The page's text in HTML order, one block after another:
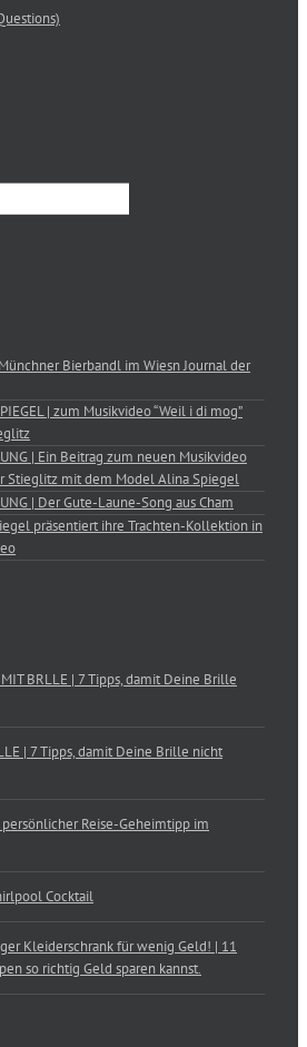
Bierbandl im Wiesn Journal der
| zum Musikvideo “Weil i di mog”
| Ein Beitrag zum neuen Musikvideo
Stieglitz mit dem Model Alina Spiegel
| Der Gute-Laune-Song aus Cham
präsentiert ihre Trachten-Kollektion in
MIT BRLLE | 7 Tipps, damit Deine Brille
| 7 Tipps, damit Deine Brille nicht
persönlicher Reise-Geheimtipp im
Cocktail
Kleiderschrank für wenig Geld! | 11
so richtig Geld sparen kannst.